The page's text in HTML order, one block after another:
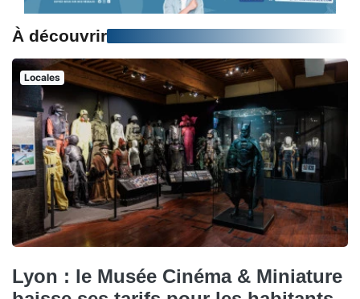
À découvrir
Locales
Lyon : le Musée Cinéma & Miniature